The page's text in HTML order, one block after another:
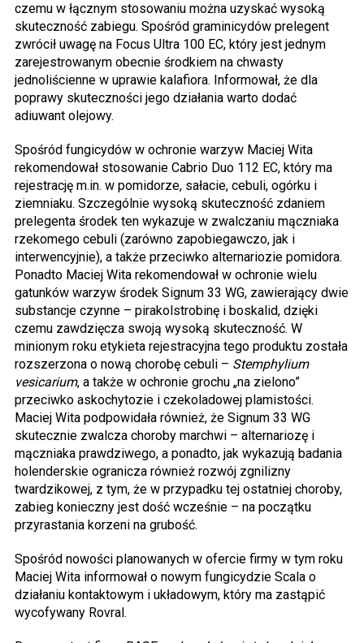
czemu w łącznym stosowaniu można uzyskać wysoką
skuteczność zabiegu. Spośród graminicydów prelegent
zwrócił uwagę na Focus Ultra 100 EC, który jest jednym
zarejestrowanym obecnie środkiem na chwasty
jednoliścienne w uprawie kalafiora. Informował, że dla
poprawy skuteczności jego działania warto dodać
adiuwant olejowy.
Spośród fungicydów w ochronie warzyw Maciej Wita
rekomendował stosowanie Cabrio Duo 112 EC, który ma
rejestrację m.in. w pomidorze, sałacie, cebuli, ogórku i
ziemniaku. Szczególnie wysoką skuteczność zdaniem
prelegenta środek ten wykazuje w zwalczaniu mączniaka
rzekomego cebuli (zarówno zapobiegawczo, jak i
interwencyjnie), a także przeciwko alternariozie pomidora.
Ponadto Maciej Wita rekomendował w ochronie wielu
gatunków warzyw środek Signum 33 WG, zawierający dwie
substancje czynne – pirakolstrobinę i boskalid, dzięki
czemu zawdzięcza swoją wysoką skuteczność. W
minionym roku etykieta rejestracyjna tego produktu została
rozszerzona o nową chorobę cebuli – Stemphylium
vesicarium, a także w ochronie grochu „na zielono”
przeciwko askochytozie i czekoladowej plamistości.
Maciej Wita podpowidała również, że Signum 33 WG
skutecznie zwalcza choroby marchwi – alternariozę i
mączniaka prawdziwego, a ponadto, jak wykazują badania
holenderskie ogranicza również rozwój zgnilizny
twardzikowej, z tym, że w przypadku tej ostatniej choroby,
zabieg konieczny jest dość wcześnie – na początku
przyrastania korzeni na grubość.
Spośród nowości planowanych w ofercie firmy w tym roku
Maciej Wita informował o nowym fungicydzie Scala o
działaniu kontaktowym i układowym, który ma zastąpić
wycofywany Rovral.